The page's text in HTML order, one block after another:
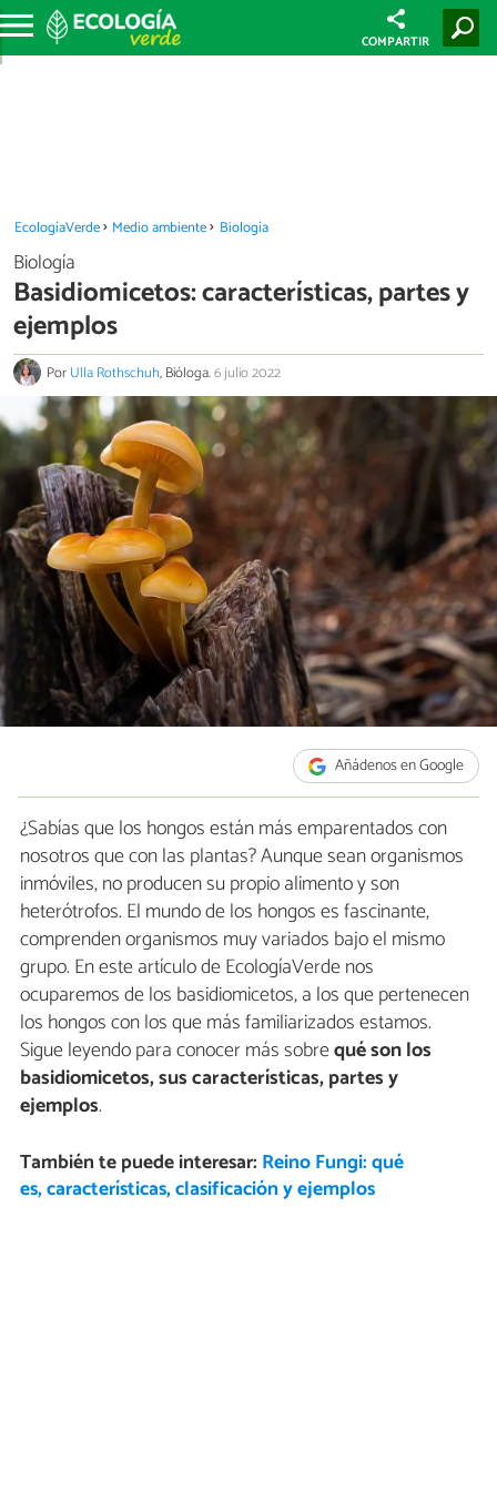
COMPARTIR
EcologíaVerde Medio ambiente Biología
Biología
Basidiomicetos: características, partes y
ejemplos
PorUlla Rothschuh, Bióloga.6 julio 2022
Añádenos en Google
¿Sabías que los hongos están más emparentados con
nosotros que con las plantas? Aunque sean organismos
inmóviles, no producen su propio alimento y son
heterótrofos. El mundo de los hongos es fascinante,
comprenden organismos muy variados bajo el mismo
grupo. En este artículo de EcologíaVerde nos
ocuparemos de los basidiomicetos, a los que pertenecen
los hongos con los que más familiarizados estamos.
Sigue leyendo para conocer más sobrequé son los
basidiomicetos, sus características, partes y
ejemplos.
También te puede interesar: Reino Fungi: qué
es, características, clasificación y ejemplos